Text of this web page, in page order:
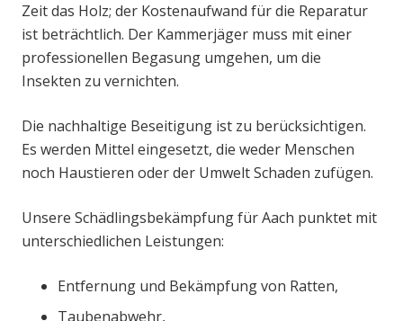
Zeit das Holz; der Kostenaufwand für die Reparatur
ist beträchtlich. Der Kammerjäger muss mit einer
professionellen Begasung umgehen, um die
Insekten zu vernichten.
Die nachhaltige Beseitigung ist zu berücksichtigen.
Es werden Mittel eingesetzt, die weder Menschen
noch Haustieren oder der Umwelt Schaden zufügen.
Unsere Schädlingsbekämpfung für Aach punktet mit
unterschiedlichen Leistungen:
Entfernung und Bekämpfung von Ratten,
Taubenabwehr,